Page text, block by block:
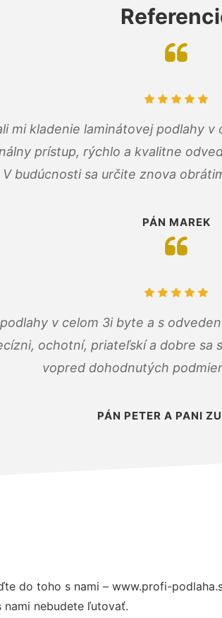
mi kladenie laminátovej podlahy
prístup, rýchlo a kvalitne
V budúcnosti sa určite znova
PÁN MAREK
v celom 3i byte a s
ochotní, priateľskí a dobre sa
vopred dohodnutých
PÁN PETER A PANI
do toho s nami – www.profi-
nami nebudete ľutovať.